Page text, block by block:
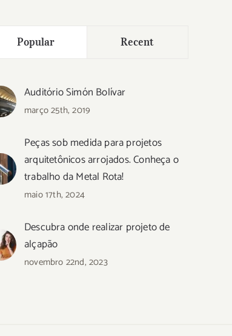
Popular Recent
Auditório Simón Bolívar
março 25th, 2019
Peças sob medida para projetos
arquitetônicos arrojados. Conheça o
trabalho da Metal Rota!
maio 17th, 2024
Descubra onde realizar projeto de
alçapão
novembro 22nd, 2023